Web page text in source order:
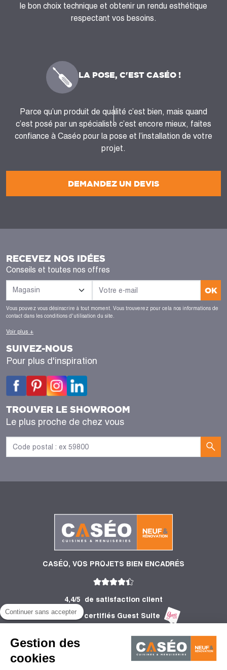
Continuer sans accepter
Gestion des
cookies
DEMANDEZ UN DEVIS
le bon choix technique et obtenir un rendu esthétique
respectant vos besoins.
LA POSE, C'EST CASÉO !
Parce qu’un produit de qualité c’est bien, mais quand
c’est posé par un spécialiste c’est encore mieux, faites
confiance à Caséo pour la pose et l’installation de votre
projet.
RECEVEZ NOS IDÉES
Conseils et toutes nos offres
OK
Vous pouvez vous désinscrire à tout moment. Vous trouverez pour cela nos informations de
contact dans les conditions d'utilisation du site.
Voir plus +
SUIVEZ-NOUS
Pour plus d'inspiration
TROUVER LE SHOWROOM
Le plus proche de chez vous
CASÉO, VOS PROJETS BIEN ENCADRÉS
4,4/5
de satisfaction client
2 752 Avis certifiés Guest Suite
INFORMATIONS